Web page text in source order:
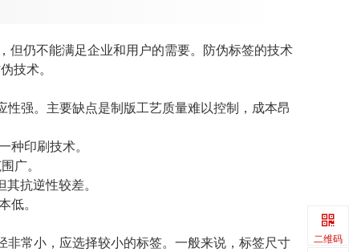
仍不能满足企业和用户的需要。防伪标签的技术
技术。
强。主要缺点是制版工艺质量难以控制，成本昂
印刷技术。
广。
抗逆性较差。
。
常小，应选择较小的标签。一般来说，标签尺寸
二维码